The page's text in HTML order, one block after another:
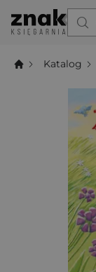
Katalog